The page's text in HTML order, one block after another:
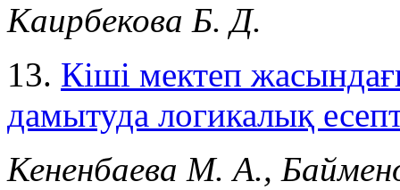
Каирбекова Б. Д.
13. Кіші мектеп
дамытуда логикалық
Кененбаева М. А.,